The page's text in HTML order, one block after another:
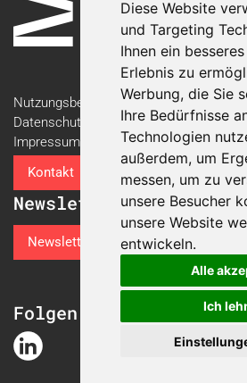
Diese Website
und Targeting
Ihnen ein
Erlebnis zu
Werbung, die Sie
Ihre Bedürfnisse
Technologien
außerdem, um
messen, um zu
unsere Besucher
unsere Website
entwickeln.
Alle
Ich
Nutzungsbedingungen
Datenschutzerklärung
Impressum
Kontakt
Newsletter
Newsletter-Anmeldung
Folgen Sie der Swiss